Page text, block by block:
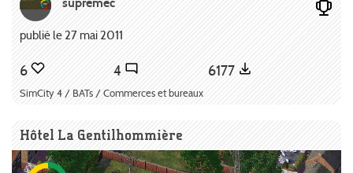
publié le 27 mai 2011
6 4 6177
SimCity 4 / BATs / Commerces et bureaux
Hôtel La Gentilhommière